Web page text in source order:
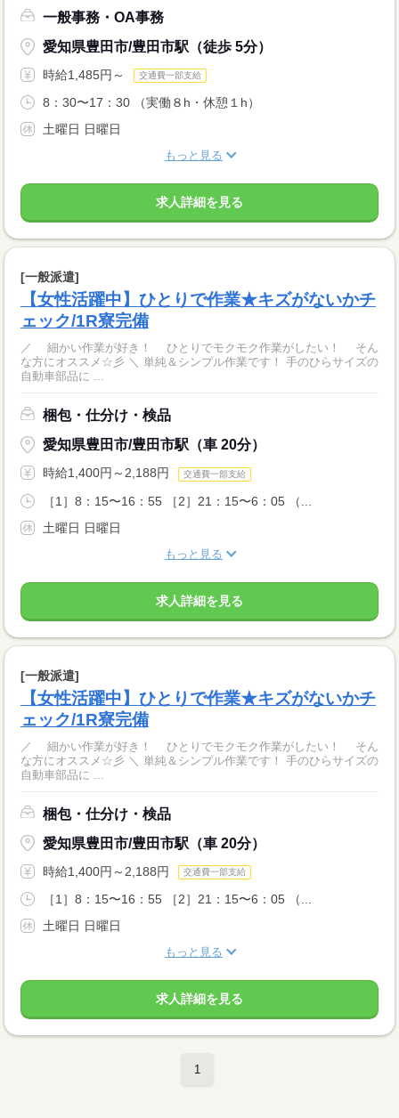
一般事務・OA事務
愛知県豊田市/豊田市駅（徒歩 5分）
時給1,485円～ 交通費一部支給
8：30〜17：30 （実働８h・休憩１h）
土曜日 日曜日
もっと見る
求人詳細を見る
[一般派遣]
【女性活躍中】ひとりで作業★キズがないかチ
ェック/1R寮完備
／ 細かい作業が好き！ ひとりでモクモク作業がしたい！ そん
な方にオススメ☆彡 ＼ 単純＆シンプル作業です！ 手のひらサイズの
自動車部品に ...
梱包・仕分け・検品
愛知県豊田市/豊田市駅（車 20分）
時給1,400円～2,188円 交通費一部支給
［1］8：15〜16：55 ［2］21：15〜6：05 （...
土曜日 日曜日
もっと見る
求人詳細を見る
[一般派遣]
【女性活躍中】ひとりで作業★キズがないかチ
ェック/1R寮完備
／ 細かい作業が好き！ ひとりでモクモク作業がしたい！ そん
な方にオススメ☆彡 ＼ 単純＆シンプル作業です！ 手のひらサイズの
自動車部品に ...
梱包・仕分け・検品
愛知県豊田市/豊田市駅（車 20分）
時給1,400円～2,188円 交通費一部支給
［1］8：15〜16：55 ［2］21：15〜6：05 （...
土曜日 日曜日
もっと見る
求人詳細を見る
1